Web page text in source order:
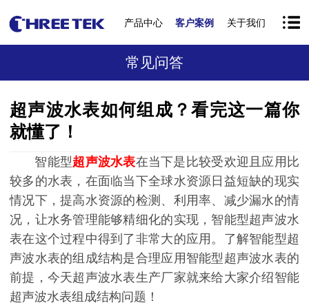
产品中心 客户案例 关于我们
常见问答
超声波水表如何组成？看完这一篇你
就懂了！
智能型超声波水表在当下是比较受欢迎且应用比
较多的水表，在面临当下全球水资源日益短缺的现实
情况下，提高水资源的检测、利用率、减少漏水的情
况，让水务管理能够精细化的实现，智能型超声波水
表在这个过程中得到了非常大的应用。了解智能型超
声波水表的组成结构是合理应用智能型超声波水表的
前提，今天超声波水表生产厂家就来给大家介绍智能
超声波水表组成结构问题！